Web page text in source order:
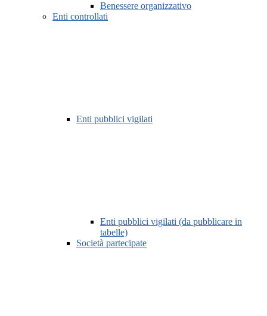
Benessere organizzativo
Enti controllati
Enti pubblici vigilati
Enti pubblici vigilati (da pubblicare in
tabelle)
Società partecipate